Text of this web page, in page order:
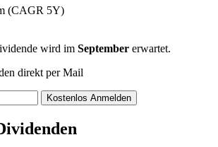
(CAGR 5Y)
wird im September erwartet.
direkt per Mail
Kostenlos Anmelden